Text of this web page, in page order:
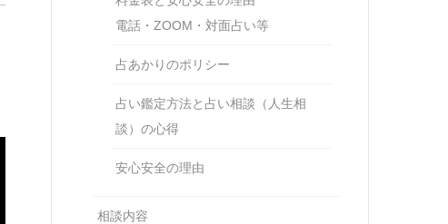
電話・ZOOM・対面占い等
占あかりのポリシー
占い鑑定方法と占い相談（人生相
談）の心得
安心安全の理由
相談内容